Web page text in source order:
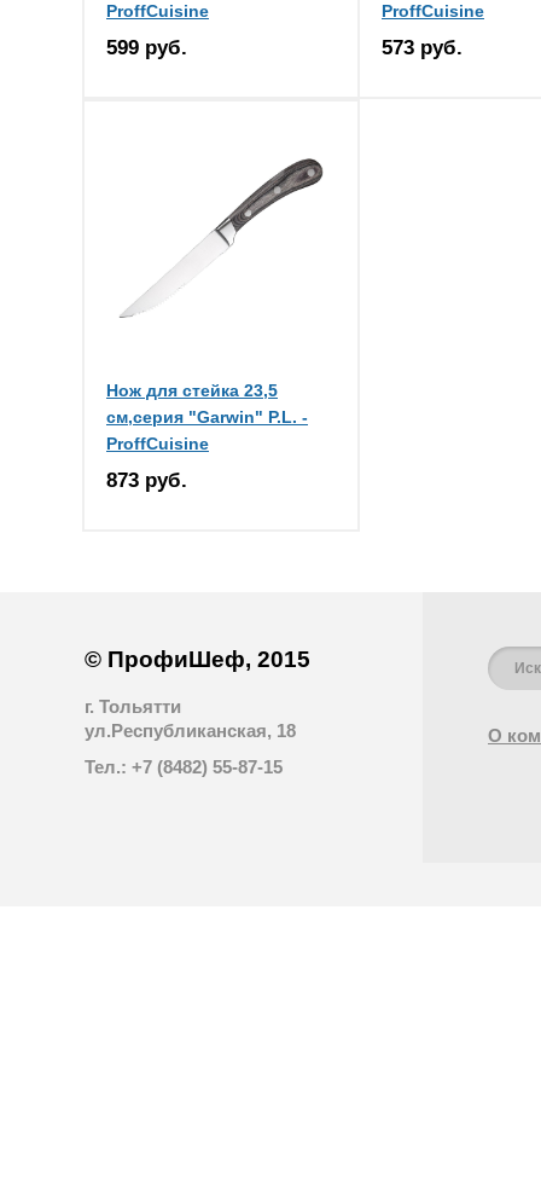
ProffCuisine
599 руб.
ProffCuisine
573 руб.
Нож для стейка 23,5
см,серия "Garwin" P.L. -
ProffCuisine
873 руб.
© ПрофиШеф, 2015
г. Тольятти
ул.Республиканская, 18
Тел.: +7 (8482) 55-87-15
О